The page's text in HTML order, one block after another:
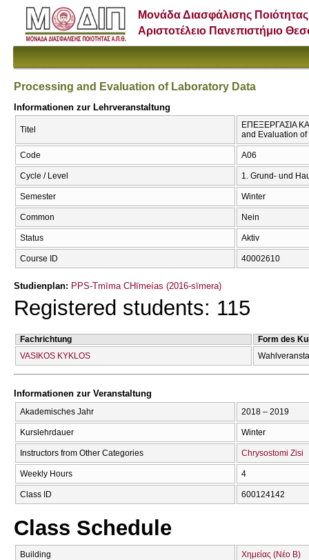
Μονάδα Διασφάλισης Ποιότητας
Αριστοτέλειο Πανεπιστήμιο
Processing and Evaluation of Laboratory Data
Informationen zur Lehrveranstaltung
Titel
ΕΠΕΞΕΡΓΑΣΙΑ
and Evaluation
Code Α06
Cycle / Level 1. Grund- und
Semester Winter
Common Nein
Status Aktiv
Course ID 40002610
Studienplan: PPS-Tmīma CΗīmeías (2016-sīmera)
Registered students: 115
Fachrichtung
Form des
VASIKOS KYKLOS
Informationen zur Veranstaltung
Akademisches Jahr 2018 – 2019
Kurslehrdauer Winter
Instructors from Other Categories Chrysostomi Zisi
Weekly Hours 4
Class ID 600124142
Class Schedule
Building Χημείας (Νέο Β)